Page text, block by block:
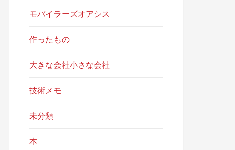
モバイラーズオアシス
作ったもの
大きな会社小さな会社
技術メモ
未分類
本